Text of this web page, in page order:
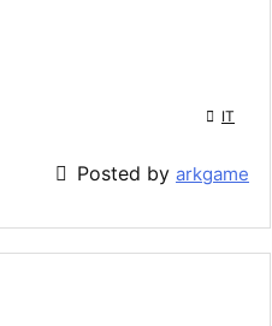
 IT
 Posted by arkgame